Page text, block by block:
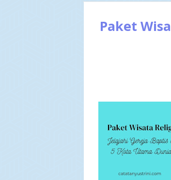
Paket